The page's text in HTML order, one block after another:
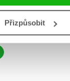
Přizpůsobit